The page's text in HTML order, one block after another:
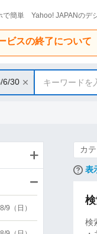
で簡単 Yahoo! JAPANのデ
ビスの終了について
6/30 キーワードを
カ
表
検
9（日）